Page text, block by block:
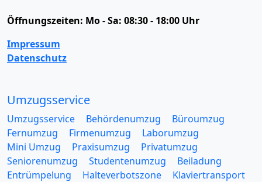
Öffnungszeiten: Mo - Sa: 08:30 - 18:00 Uhr
Impressum
Datenschutz
Umzugsservice
Umzugsservice Behördenumzug
Büroumzug
Fernumzug
Firmenumzug
Laborumzug
Mini Umzug
Praxisumzug
Privatumzug
Seniorenumzug
Studentenumzug
Beiladung
Entrümpelung
Halteverbotszone
Klaviertransport